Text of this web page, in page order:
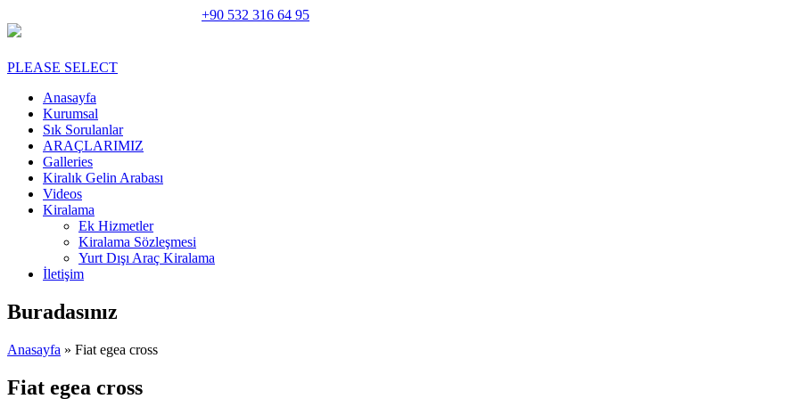
+90 532 316 64 95
PLEASE SELECT
Anasayfa
Kurumsal
Sık Sorulanlar
ARAÇLARIMIZ
Galleries
Kiralık Gelin Arabası
Videos
Kiralama
Ek Hizmetler
Kiralama Sözleşmesi
Yurt Dışı Araç Kiralama
İletişim
Buradasınız
Anasayfa » Fiat egea cross
Fiat egea cross